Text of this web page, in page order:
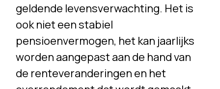
geldende levensverwachting. Het is
ook niet een stabiel
pensioenvermogen, het kan jaarlijks
worden aangepast aan de hand van
de renteveranderingen en het